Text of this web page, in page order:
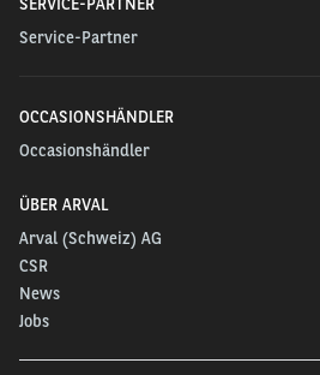
Service-Partner
OCCASIONSHÄNDLER
Occasionshändler
ÜBER ARVAL
Arval (Schweiz) AG
CSR
News
Jobs